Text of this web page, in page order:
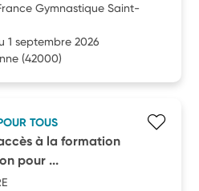
Gymnastique Saint-
1 septembre 2026
(42000)
TOUS
à la formation
pour ...